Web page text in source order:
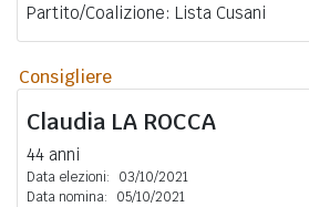
Partito/Coalizione: Lista Cusani
Consigliere
Claudia LA ROCCA
44 anni
Data elezioni:
03/10/2021
Data nomina:
05/10/2021